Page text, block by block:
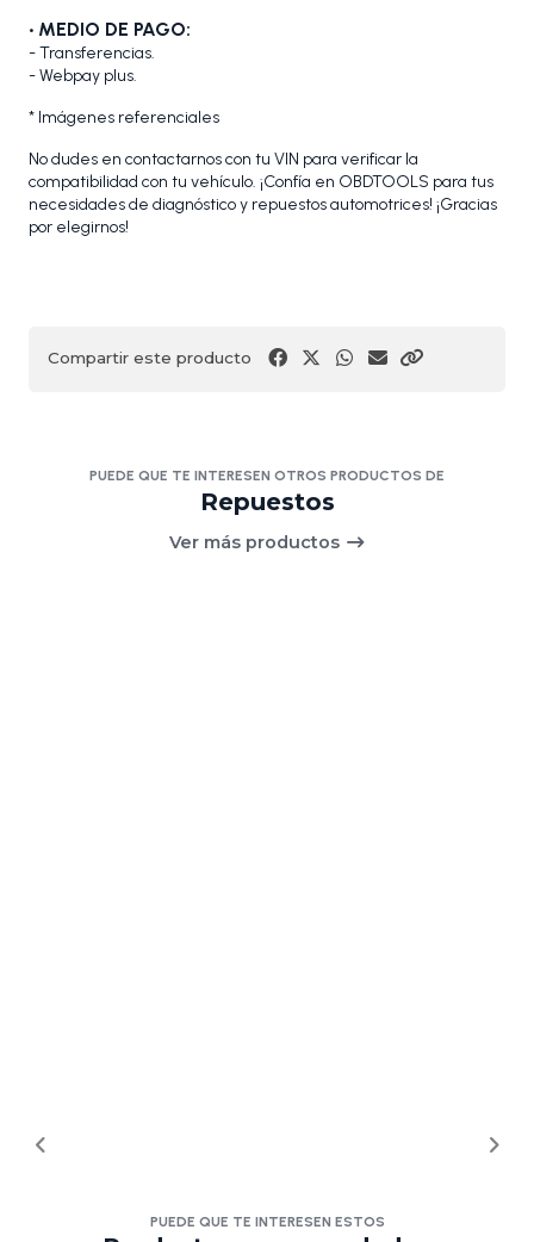
• MEDIO DE PAGO:
- Transferencias.
- Webpay plus.
* Imágenes referenciales
No dudes en contactarnos con tu VIN para verificar la
compatibilidad con tu vehículo. ¡Confía en OBDTOOLS para tus
necesidades de diagnóstico y repuestos automotrices! ¡Gracias
por elegirnos!
Compartir este producto
PUEDE QUE TE INTERESEN OTROS PRODUCTOS DE
Repuestos
Ver más productos
PUEDE QUE TE INTERESEN ESTOS